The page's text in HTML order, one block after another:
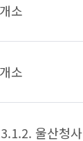
소
소
울산청